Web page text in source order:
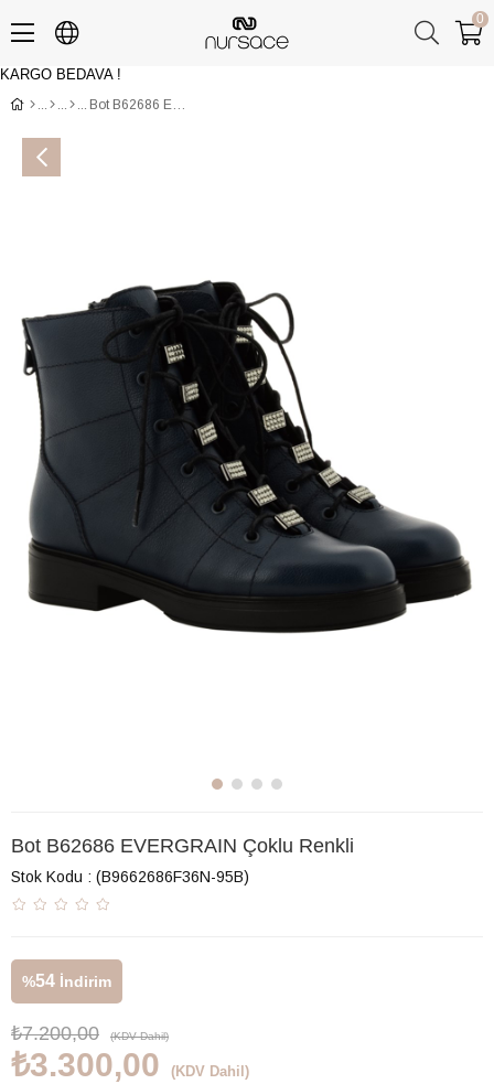
KARGO BEDAVA !
0
Bot B62686 EVERGRAIN Çoklu Renkli
Bot B62686 EVERGRAIN Çoklu Renkli
Stok Kodu (B9662686F36N-95B)
%54 İndirim
₺7.200,00 (KDV Dahil)
₺3.300,00 (KDV Dahil)